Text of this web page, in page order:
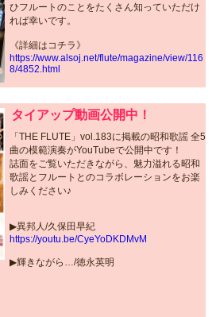
ひフルートのことをたくさん知っていただけ
れば幸いです。
《詳細はコチラ》
https://www.alsoj.net/flute/magazine/view/116
8/4852.html
タイアップ動画公開中！
「THE FLUTE」vol.183に掲載の昭和歌謡 全5
曲の模範演奏がYouTubeで公開中です！
誌面をご覧いただきながら、魅力溢れる昭和
歌謡とフルートとのコラボレーションをお楽
しみください♪
▶︎異邦人/久保田早紀
https://youtu.be/CyeYoDKDMvM
▶︎輝きながら…/徳永英明